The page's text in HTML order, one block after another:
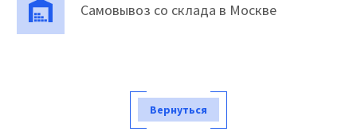
Самовывоз со склада в Москве
Вернуться